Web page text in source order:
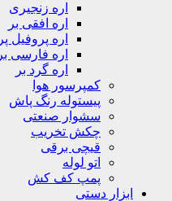
اره زنجیری
اره افقی بر
اره پروفیل پر
اره فارسی بر
اره گرد بر
کمپرسور هوا
پیستوله رنگ پاش
سشوار صنعتی
چکش تخریب
قیچی برقی
اتو لوله
پمپ کف کش
ابزار دستی